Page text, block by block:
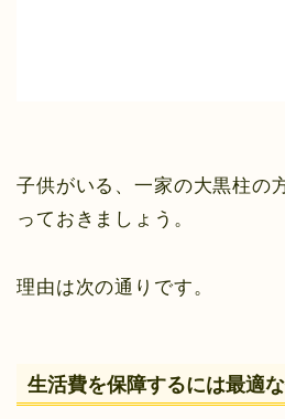
子供がいる、一家の大黒柱の
っておきましょう。
理由は次の通りです。
生活費を保障するには最適